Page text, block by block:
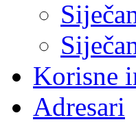
Korisne
Adresari